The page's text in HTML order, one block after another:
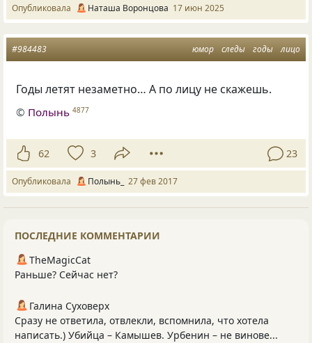
Опубликовала Наташа Воронцова 17 июн 2025
юмор следы годы лицо
#984483
Годы летят незаметно… А по лицу не скажешь.
© Полынь 4877
62 3 23
Опубликовала Полынь_ 27 фев 2017
ПОСЛЕДНИЕ КОММЕНТАРИИ
TheMagicCat
Раньше? Сейчас нет?
Галина Суховерх
Сразу не ответила, отвлекли, вспомнила, что хотела
написать.) Убийца – Камышев. Урбенин – не винове...